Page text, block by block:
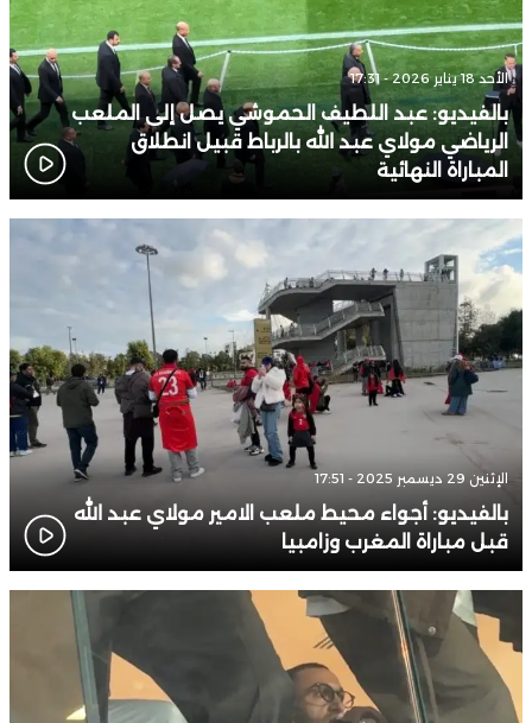
الأحد 18 يناير 2026 - 17:31
بالفيديو: عبد اللطيف الحموشي يصل إلى الملعب
الرياضي مولاي عبد الله بالرباط قبيل انطلاق
المباراة النهائية
الإثنين 29 ديسمبر 2025 - 17:51
بالفيديو: أجواء محيط ملعب الامير مولاي عبد الله
قبل مباراة المغرب وزامبيا